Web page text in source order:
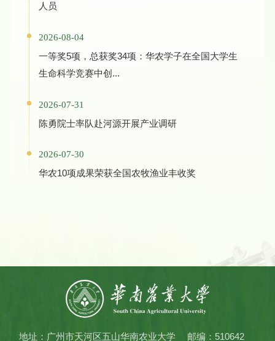
人员
2026-08-04
一等奖5项，总获奖34项：华农学子在全国大学生
生命科学竞赛中创...
2026-07-31
陈勇院士率队赴河源开展产业调研
2026-07-30
华农10项成果荣获全国农牧渔业丰收奖
地址：广州市天河区五山华南农业大学 邮编：510642